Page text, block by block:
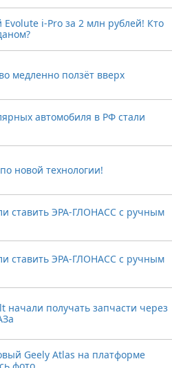
Evolute i-Pro за 2 млн рублей! Кто
медленно ползёт вверх
автомобиля в РФ стали
новой технологии!
ставить ЭРА-ГЛОНАСС с ручным
ставить ЭРА-ГЛОНАСС с ручным
начали получать запчасти через
Geely Atlas на платформе